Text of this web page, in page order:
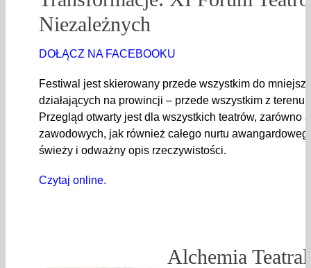
Niezależnych
DOŁĄCZ NA FACEBOOKU
Festiwal jest skierowany przede wszystkim do
działających na prowincji – przede wszystkim z terenu
Przegląd otwarty jest dla wszystkich teatrów, zarówno
zawodowych, jak również całego nurtu
świeży i odważny opis rzeczywistości.
Czytaj online.
Alchemia